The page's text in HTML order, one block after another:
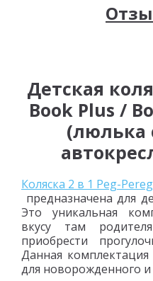
Детская
Book Plus /
(люлька
Коляска 2 в 1 Peg-
предназначена для
Это уникальная
вкусу там
приобрести
Данная
для новорожденного